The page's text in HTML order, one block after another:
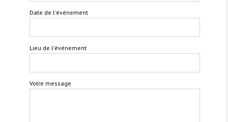
Date de l'évènement
Lieu de l'évènement
Votre message